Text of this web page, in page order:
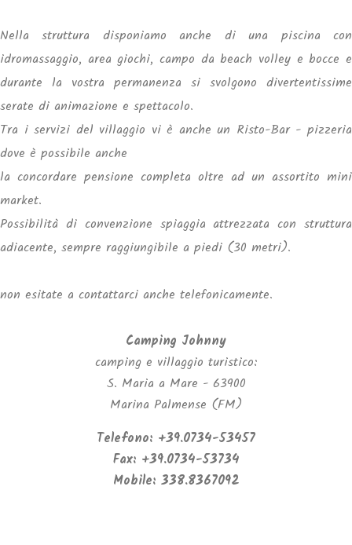
Nella struttura disponiamo anche di una piscina con
idromassaggio, area giochi, campo da beach volley e bocce e
durante la vostra permanenza si svolgono divertentissime
serate di animazione e spettacolo.
Tra i servizi del villaggio vi è anche un Risto-Bar - pizzeria
dove è possibile anche
la concordare pensione completa oltre ad un assortito mini
market.
Possibilità di convenzione spiaggia attrezzata con struttura
adiacente, sempre raggiungibile a piedi (30 metri).
non esitate a contattarci anche telefonicamente.
Camping Johnny
camping e villaggio turistico:
S. Maria a Mare - 63900
Marina Palmense (FM)
Telefono: +39.0734-53457
Fax: +39.0734-53734
Mobile: 338.8367092